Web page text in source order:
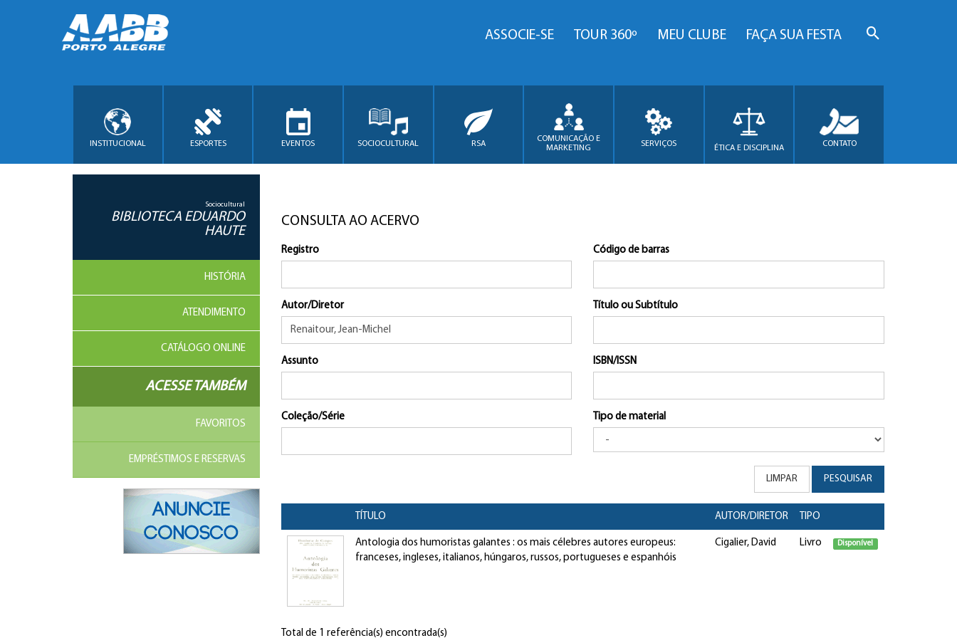
ASSOCIE-SE TOUR 360º MEU CLUBE FAÇA SUA FESTA
INSTITUCIONAL ESPORTES EVENTOS SOCIOCULTURAL RSA
COMUNICAÇÃO E
MARKETING
SERVIÇOS ÉTICA E DISCIPLINA CONTATO
Sociocultural
BIBLIOTECA EDUARDO
HAUTE
HISTÓRIA
ATENDIMENTO
CATÁLOGO ONLINE
ACESSE TAMBÉM
FAVORITOS
EMPRÉSTIMOS E RESERVAS
CONSULTA AO ACERVO
Registro Código de barras
Autor/Diretor Título ou Subtítulo
Assunto ISBN/ISSN
Coleção/Série Tipo de material
LIMPAR PESQUISAR
TÍTULO AUTOR/DIRETOR TIPO
Antologia dos humoristas galantes : os mais célebres autores europeus:
franceses, ingleses, italianos, húngaros, russos, portugueses e espanhóis
Cigalier, David Livro Disponível
Total de 1 referência(s) encontrada(s)